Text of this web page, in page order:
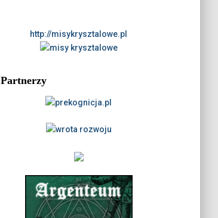
http://misykrysztalowe.pl
Partnerzy